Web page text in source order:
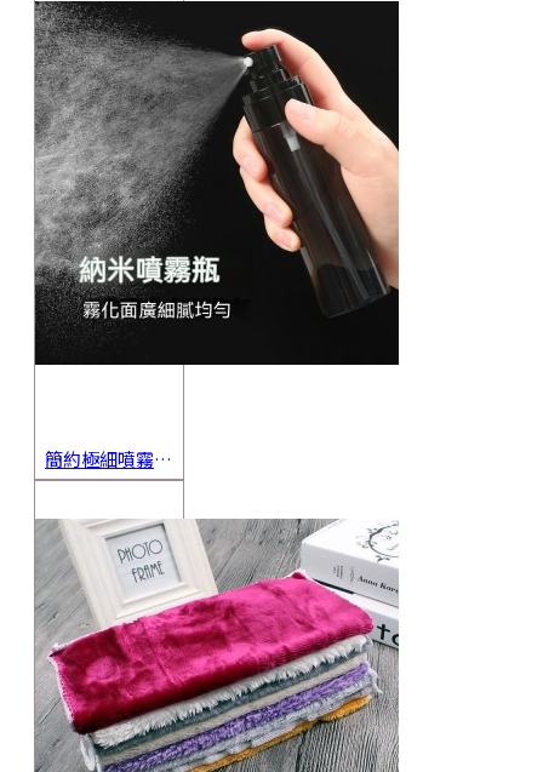
簡約極細噴霧瓶 旅行分裝瓶 保養品分裝 酒精噴霧瓶 小噴壺 香水瓶 隨身瓶